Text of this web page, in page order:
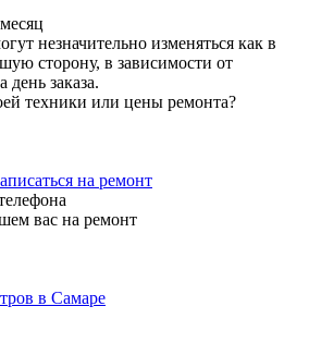
незначительно изменяться как в
сторону, в зависимости от
день заказа.
техники или цены ремонта?
на ремонт
вас на ремонт
в Самаре